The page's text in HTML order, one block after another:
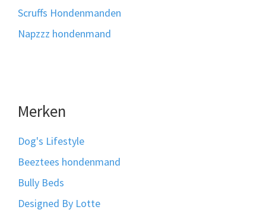
Scruffs Hondenmanden
Napzzz hondenmand
Merken
Dog's Lifestyle
Beeztees hondenmand
Bully Beds
Designed By Lotte